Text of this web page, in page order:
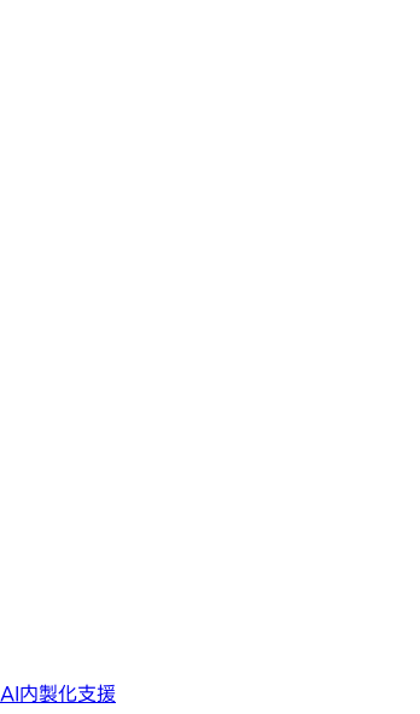
AI内製化支援